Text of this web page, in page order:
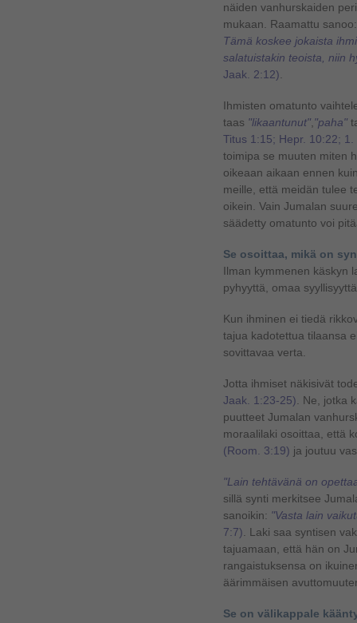
näiden vanhurskaiden
mukaan. Raamattu sanoo:
Tämä koskee jokaista
salatuistakin teoista, niin
Jaak. 2:12)
Ihmisten omatunto
taas "likaantunut" "paha"
Titus 1:15; Hepr. 10:22; 1.
toimipa se muuten miten
oikeaan aikaan ennen
meille, että meidän tulee
oikein. Vain Jumalan
säädetty omatunto voi
Se osoittaa, mikä on
Ilman kymmenen käskyn
pyhyyttä, omaa
Kun ihminen ei tiedä
tajua kadotettua tilaansa
sovittavaa verta.
Jotta ihmiset näkisivät
Jaak. 1:23-25) . Ne, jotka
puutteet Jumalan
moraalilaki osoittaa, että
(Room. 3:19) ja joutuu
"Lain tehtävänä on
sillä synti merkitsee
sanoikin: "Vasta lain
7:7) . Laki saa syntisen
tajuamaan, että hän on
rangaistuksensa on
äärimmäisen
Se on välikappale